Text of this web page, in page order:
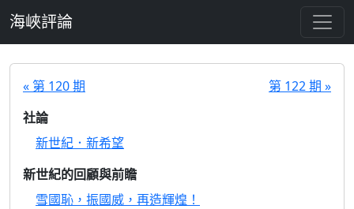
海峽評論
« 第 120 期
第 122 期 »
社論
新世紀．新希望
新世紀的回顧與前瞻
雪國恥，振國威，再造輝煌！